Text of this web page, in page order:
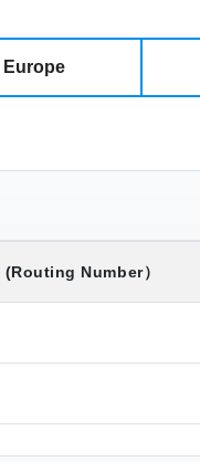
Europe
(Routing Number）